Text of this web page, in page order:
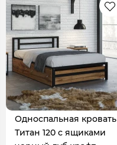
Односпальная кровать
Титан 120 с ящиками